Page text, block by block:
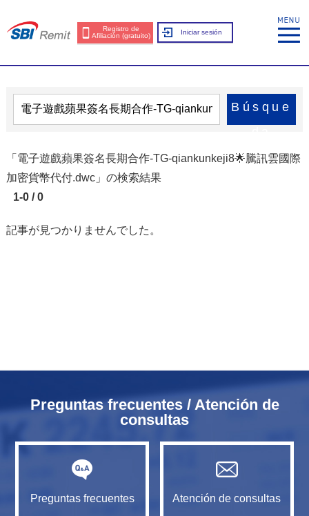
Registro de
Afiliación (gratuito)
Iniciar sesión
Búsque
「電子遊戲蘋果簽名長期合作-TG-qiankunkeji8🌟騰訊雲國際
加密貨幣代付.dwc」の検索結果
1-0 / 0
記事が見つかりませんでした。
Preguntas frecuentes / Atención de
consultas
Preguntas frecuentes Atención de consultas